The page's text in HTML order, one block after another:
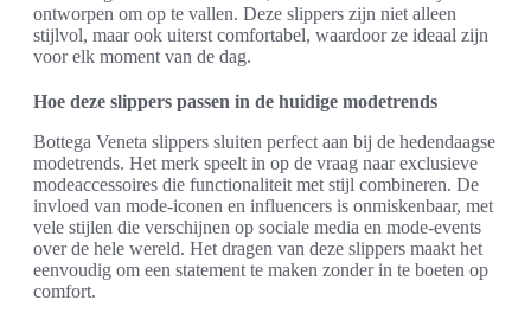
ontworpen om op te vallen. Deze slippers zijn niet alleen
stijlvol, maar ook uiterst comfortabel, waardoor ze ideaal zijn
voor elk moment van de dag.
Hoe deze slippers passen in de huidige modetrends
Bottega Veneta slippers sluiten perfect aan bij de hedendaagse
modetrends. Het merk speelt in op de vraag naar exclusieve
modeaccessoires die functionaliteit met stijl combineren. De
invloed van mode-iconen en influencers is onmiskenbaar, met
vele stijlen die verschijnen op sociale media en mode-events
over de hele wereld. Het dragen van deze slippers maakt het
eenvoudig om een statement te maken zonder in te boeten op
comfort.